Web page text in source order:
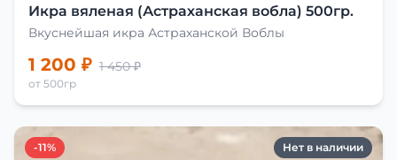
Икра вяленая (Астраханская вобла) 500гр.
Вкуснейшая икра Астраханской Воблы
1 200 ₽ 1 450 ₽
от 500гр
-11% Нет в наличии